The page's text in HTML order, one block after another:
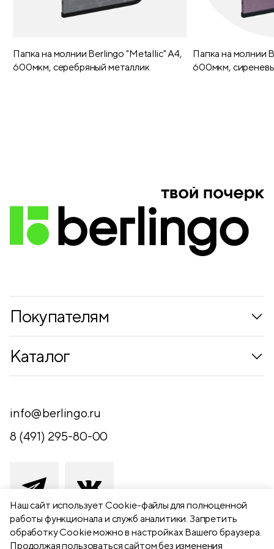
Наш сайт использует Сookie-файлы для полноценной
работы функционала и служб аналитики. Запретить
обработку Cookie можно в настройках Вашего браузера.
Продолжая пользоваться сайтом без изменения
Папка на молнии Berlingo "Metallic" А4,
600мкм, серебряный металлик
Папка на молнии
600мкм,
Покупателям
Контакты
Обратная связь
Каталог
Письменные принадлежности
Канцелярские принадлежности
Чертежные принадлежности
Хобби и творчество
Презентационное оборудование
info@berlingo.ru
8 (491) 295-80-00
391111 Рязанская обл., Рыбновский р-